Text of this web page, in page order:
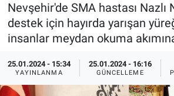
Nevşehir'de SMA hastası Nazlı
destek için hayırda yarışan
insanlar meydan okuma
25.01.2024 - 15:34
YAYINLANMA
25.01.2024 - 16:16
GÜNCELLEME
Sağlık
İlan - Duyuru- Mesaj
İlan - Duyuru- Mesaj